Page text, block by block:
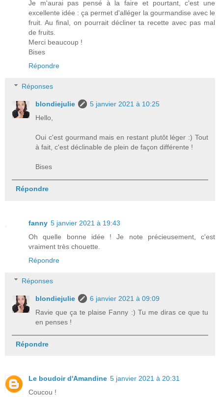
Je m'aurai pas pensé à la faire et pourtant, c'est une
excellente idée : ça permet d'alléger la gourmandise avec le
fruit. Au final, on pourrait décliner ta recette avec pas mal
de fruits.
Merci beaucoup !
Bises
Répondre
Réponses
blondiejulie
5 janvier 2021 à 10:25
Hello,
Oui c'est gourmand mais en restant plutôt léger :) Tout
à fait, c'est déclinable de plein de façon différente !
Bises
Répondre
fanny 5 janvier 2021 à 19:43
Oh quelle bonne idée ! Je note précieusement, c'est
vraiment très chouette.
Répondre
Réponses
blondiejulie
6 janvier 2021 à 09:09
Ravie que ça te plaise Fanny :) Tu me diras ce que tu
en penses !
Répondre
Le boudoir d'Amandine 5 janvier 2021 à 20:31
Coucou !